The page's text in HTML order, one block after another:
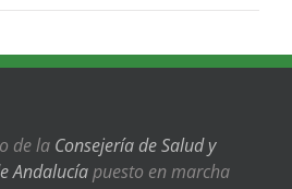
de la Consejería de Salud y
Andalucíapuesto en marcha